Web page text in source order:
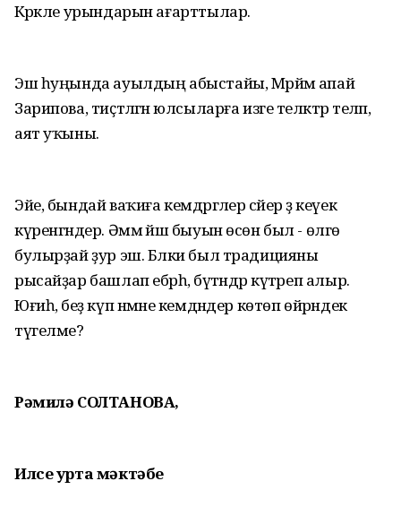
Кәрәкле урындарын ағарттылар.
Эш һуңында ауылдың абыстайы, Мәрйәм апай
Зарипова, тиҫтәләгән юлсыларға изге теләктәр теләп,
аят уҡыны.
Эйе, бындай ваҡиға кемдәргәлер сәйер ҙә кеүек
күренгәндер. Әммә йәш быуын өсөн был - өлгө
булырҙай ҙур эш. Бәлки был традицияны
рысайҙар башлап ебәрһә, бүтәндәр күтәреп алыр.
Юғиһә, беҙ күп нәмәне кемдәндер көтөп өйрәндек
түгелме?
Рәмилә СОЛТАНОВА,
Илсе урта мәктәбе